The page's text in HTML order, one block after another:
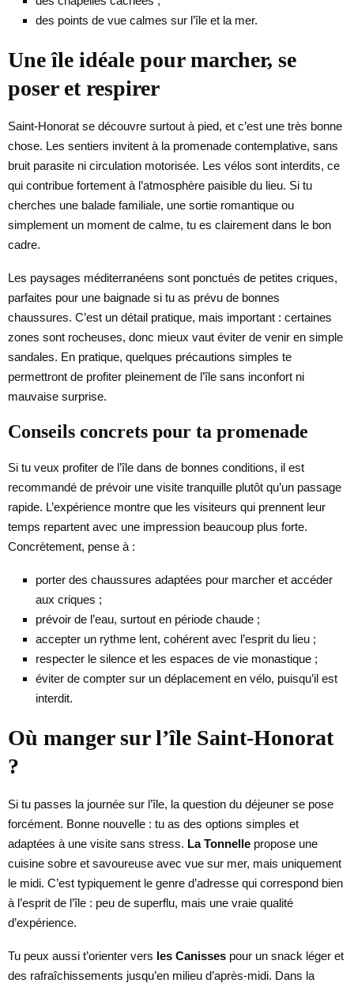
des points de vue calmes sur l’île et la mer.
Une île idéale pour marcher, se
poser et respirer
Saint-Honorat se découvre surtout à pied, et c’est une très bonne
chose. Les sentiers invitent à la promenade contemplative, sans
bruit parasite ni circulation motorisée. Les vélos sont interdits, ce
qui contribue fortement à l’atmosphère paisible du lieu. Si tu
cherches une balade familiale, une sortie romantique ou
simplement un moment de calme, tu es clairement dans le bon
cadre.
Les paysages méditerranéens sont ponctués de petites criques,
parfaites pour une baignade si tu as prévu de bonnes
chaussures. C’est un détail pratique, mais important : certaines
zones sont rocheuses, donc mieux vaut éviter de venir en simple
sandales. En pratique, quelques précautions simples te
permettront de profiter pleinement de l’île sans inconfort ni
mauvaise surprise.
Conseils concrets pour ta promenade
Si tu veux profiter de l’île dans de bonnes conditions, il est
recommandé de prévoir une visite tranquille plutôt qu’un passage
rapide. L’expérience montre que les visiteurs qui prennent leur
temps repartent avec une impression beaucoup plus forte.
Concrètement, pense à :
porter des chaussures adaptées pour marcher et accéder
aux criques ;
prévoir de l’eau, surtout en période chaude ;
accepter un rythme lent, cohérent avec l’esprit du lieu ;
respecter le silence et les espaces de vie monastique ;
éviter de compter sur un déplacement en vélo, puisqu’il est
interdit.
Où manger sur l’île Saint-Honorat
?
Si tu passes la journée sur l’île, la question du déjeuner se pose
forcément. Bonne nouvelle : tu as des options simples et
adaptées à une visite sans stress. La Tonnelle propose une
cuisine sobre et savoureuse avec vue sur mer, mais uniquement
le midi. C’est typiquement le genre d’adresse qui correspond bien
à l’esprit de l’île : peu de superflu, mais une vraie qualité
d’expérience.
Tu peux aussi t’orienter vers les Canisses pour un snack léger et
des rafraîchissements jusqu’en milieu d’après-midi. Dans la